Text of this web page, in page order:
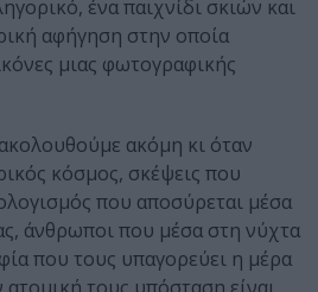
ένα παιχνίδι σκιών και
αφήγηση στην οποία
μιας φωτογραφικής
ακόμη κι όταν
κόσμος, σκέψεις που
που αποσύρεται μέσα
άνθρωποι που μέσα στη νύχτα
που τους υπαγορεύει η μέρα